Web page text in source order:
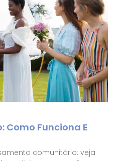
Como Funciona E
comunitário: veja